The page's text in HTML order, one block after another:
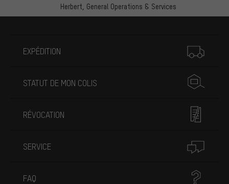
Herbert, General Operations & Services
EXPÉDITION
STATUT DE MON COLIS
RÉVOCATION
SERVICE
FAQ